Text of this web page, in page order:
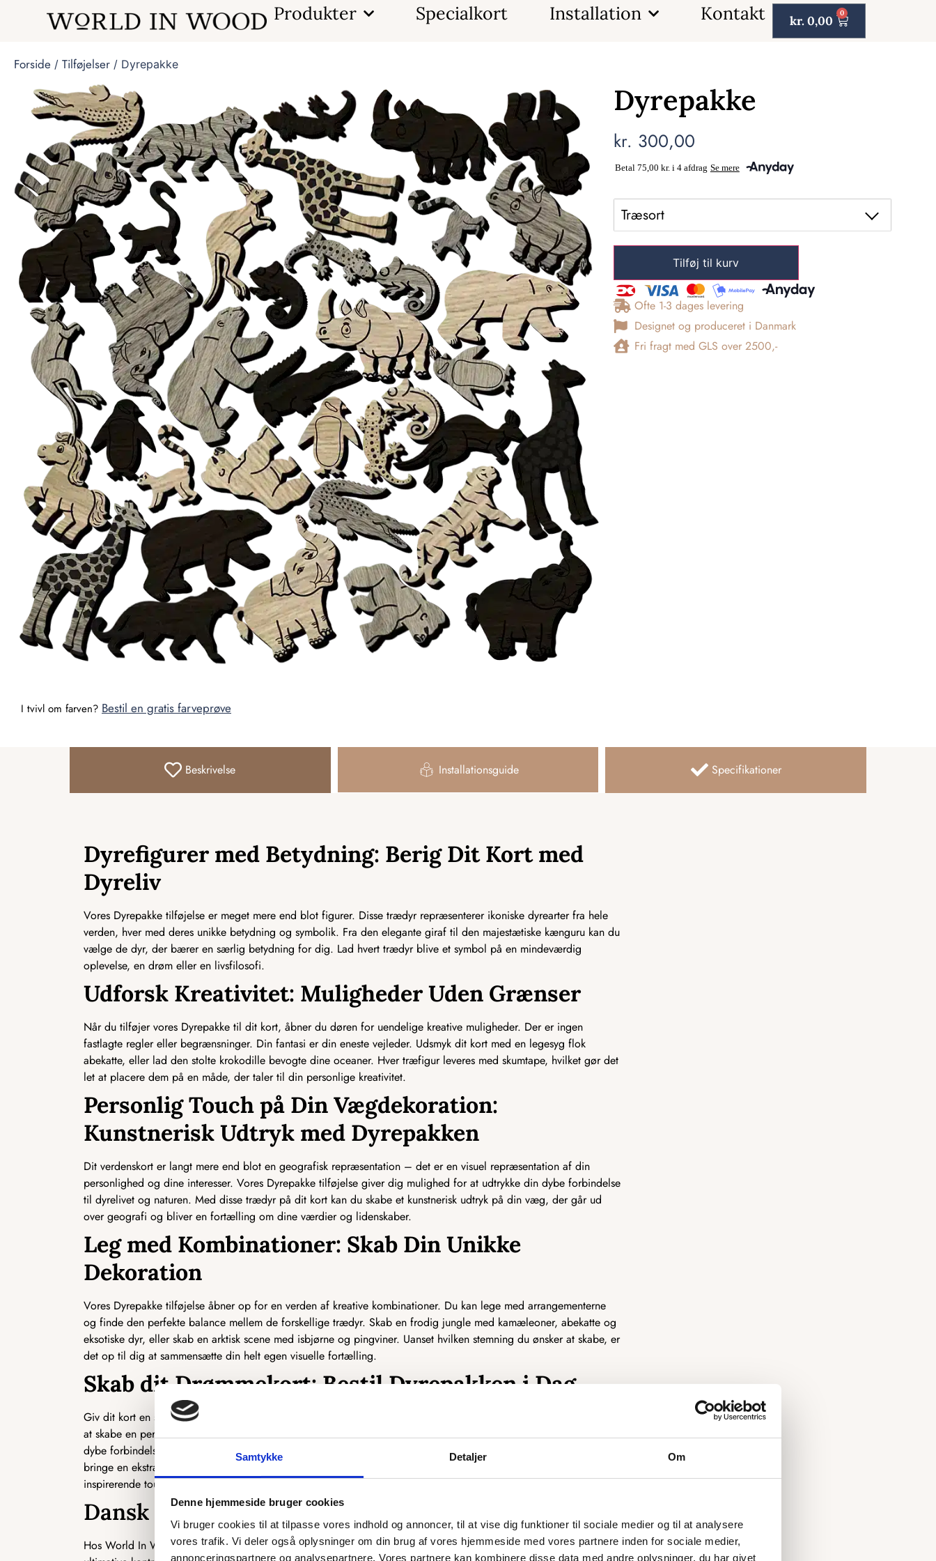
Samtykke Detaljer Om
Denne hjemmeside bruger cookies
Vi bruger cookies til at tilpasse vores indhold og annoncer, til at vise dig funktioner til sociale medier og til at analysere
vores trafik. Vi deler også oplysninger om din brug af vores hjemmeside med vores partnere inden for sociale medier,
annonceringspartnere og analysepartnere. Vores partnere kan kombinere disse data med andre oplysninger, du har givet
Produkter Specialkort Installation Kontakt kr. 0,00
0
Forside / Tilføjelser / Dyrepakke
I tvivl om farven? Bestil en gratis farveprøve
Dyrepakke
kr. 300,00
Træsort
Tilføj til kurv
Ofte 1-3 dages levering
Designet og produceret i Danmark
Fri fragt med GLS over 2500,-
Beskrivelse Installationsguide Specifikationer
Dyrefigurer med Betydning: Berig Dit Kort med
Dyreliv
Vores Dyrepakke tilføjelse er meget mere end blot figurer. Disse trædyr repræsenterer ikoniske dyrearter fra hele
verden, hver med deres unikke betydning og symbolik. Fra den elegante giraf til den majestætiske kænguru kan du
vælge de dyr, der bærer en særlig betydning for dig. Lad hvert trædyr blive et symbol på en mindeværdig
oplevelse, en drøm eller en livsfilosofi.
Udforsk Kreativitet: Muligheder Uden Grænser
Når du tilføjer vores Dyrepakke til dit kort, åbner du døren for uendelige kreative muligheder. Der er ingen
fastlagte regler eller begrænsninger. Din fantasi er din eneste vejleder. Udsmyk dit kort med en legesyg flok
abekatte, eller lad den stolte krokodille bevogte dine oceaner. Hver træfigur leveres med skumtape, hvilket gør det
let at placere dem på en måde, der taler til din personlige kreativitet.
Personlig Touch på Din Vægdekoration:
Kunstnerisk Udtryk med Dyrepakken
Dit verdenskort er langt mere end blot en geografisk repræsentation – det er en visuel repræsentation af din
personlighed og dine interesser. Vores Dyrepakke tilføjelse giver dig mulighed for at udtrykke din dybe forbindelse
til dyrelivet og naturen. Med disse trædyr på dit kort kan du skabe et kunstnerisk udtryk på din væg, der går ud
over geografi og bliver en fortælling om dine værdier og lidenskaber.
Leg med Kombinationer: Skab Din Unikke
Dekoration
Vores Dyrepakke tilføjelse åbner op for en verden af kreative kombinationer. Du kan lege med arrangementerne
og finde den perfekte balance mellem de forskellige trædyr. Skab en frodig jungle med kamæleoner, abekatte og
eksotiske dyr, eller skab en arktisk scene med isbjørne og pingviner. Uanset hvilken stemning du ønsker at skabe, er
det op til dig at sammensætte din helt egen visuelle fortælling.
Skab dit Drømmekort: Bestil Dyrepakken i Dag
Giv dit kort en sjæl ved at tilføje vores Dyrepakke tilføjelse i dag. Med en bred vifte af trædyr og muligheden for
at skabe en personlig og meningsfuld dekoration, kan du lade dit kort fortælle historier om dyreliv, eventyr og
dybe forbindelser. Uanset om det er et verdenskort, danmarkskort eller europakort, vil vores Dyrepakke tilføjelse
bringe en ekstraordinær visuel dybde til din indretning. Bestil nu og skab dit drømmekort med en unik og
inspirerende touch.
Dansk kvalitet og design
Hos World In Wood kommer kvalitet først. Alle vores produkter bliver designet og lavet i Danmark, så vi har den